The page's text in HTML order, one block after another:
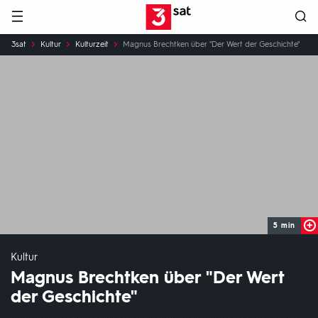
Hauptnavigation 3SAT
Sie
sind
3sat Kultur Kulturzeit Magnus Brechtken über "Der Wert der Geschichte"
5 min
Kultur
Magnus Brechtken über "Der Wert
der Geschichte"